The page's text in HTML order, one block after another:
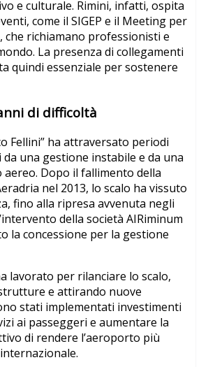
e culturale. Rimini, infatti, ospita
come il SIGEP e il Meeting per
che richiamano professionisti e
La presenza di collegamenti
quindi essenziale per sostenere
di difficoltà
Fellini” ha attraversato periodi
una gestione instabile e da una
Dopo il fallimento della
nel 2013, lo scalo ha vissuto
fino alla ripresa avvenuta negli
della società AIRiminum
la concessione per la gestione
lavorato per rilanciare lo scalo,
e attirando nuove
stati implementati investimenti
ai passeggeri e aumentare la
di rendere l’aeroporto più